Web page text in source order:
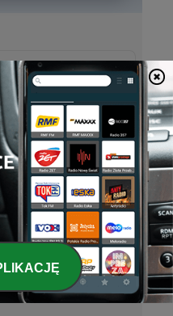
dla mojej matki
stąd